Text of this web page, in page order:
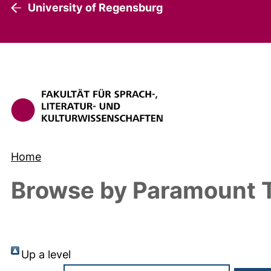
University of Regensburg
Home
Browse by Paramount
Up a level